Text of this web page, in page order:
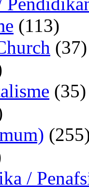
(113)
(37)
(35)
/